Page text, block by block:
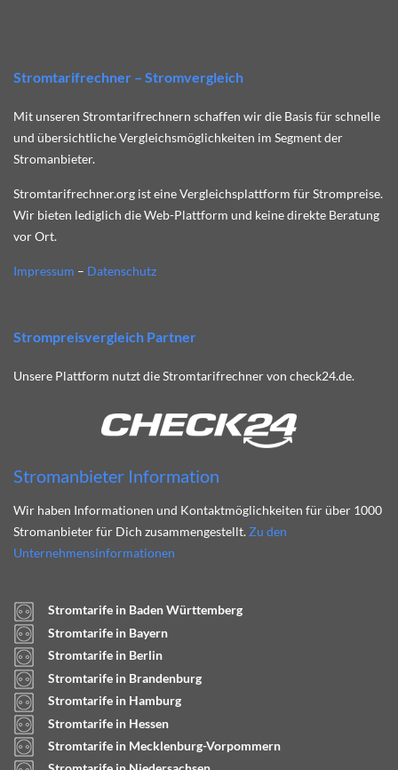
Stromtarifrechner – Stromvergleich
Mit unseren Stromtarifrechnern schaffen wir die Basis für schnelle
und übersichtliche Vergleichsmöglichkeiten im Segment der
Stromanbieter.
Stromtarifrechner.org ist eine Vergleichsplattform für Strompreise.
Wir bieten lediglich die Web-Plattform und keine direkte Beratung
vor Ort.
Impressum – Datenschutz
Strompreisvergleich Partner
Unsere Plattform nutzt die Stromtarifrechner von check24.de.
Stromanbieter Information
Wir haben Informationen und Kontaktmöglichkeiten für über 1000
Stromanbieter für Dich zusammengestellt. Zu den
Unternehmensinformationen
Stromtarife in Baden Württemberg
Stromtarife in Bayern
Stromtarife in Berlin
Stromtarife in Brandenburg
Stromtarife in Hamburg
Stromtarife in Hessen
Stromtarife in Mecklenburg-Vorpommern